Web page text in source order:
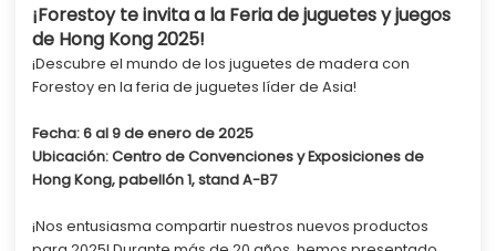
¡Forestoy te invita a la Feria de juguetes y juegos
de Hong Kong 2025!
¡Descubre el mundo de los juguetes de madera con
Forestoy en la feria de juguetes líder de Asia!
Fecha: 6 al 9 de enero de 2025
Ubicación: Centro de Convenciones y Exposiciones de
Hong Kong,pabellón 1, stand A-B7
¡Nos entusiasma compartir nuestros nuevos productos